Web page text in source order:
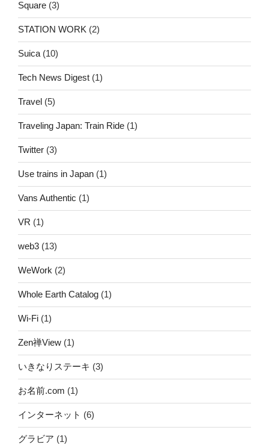
Square (3)
STATION WORK (2)
Suica (10)
Tech News Digest (1)
Travel (5)
Traveling Japan: Train Ride (1)
Twitter (3)
Use trains in Japan (1)
Vans Authentic (1)
VR (1)
web3 (13)
WeWork (2)
Whole Earth Catalog (1)
Wi-Fi (1)
Zen禅View (1)
いきなりステーキ (3)
お名前.com (1)
インターネット (6)
グラビア (1)